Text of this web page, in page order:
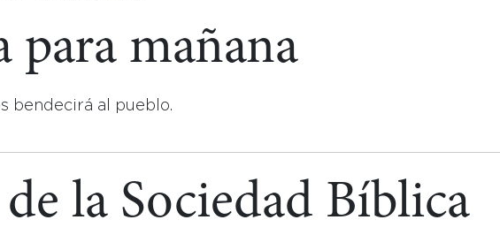
para mañana
bendecirá al pueblo.
la Sociedad Bíblica